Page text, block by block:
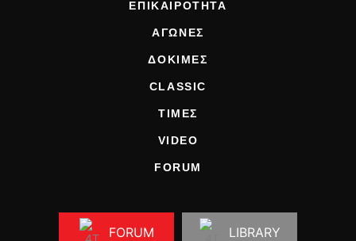
ΕΠΙΚΑΙΡΟΤΗΤΑ
ΑΓΩΝΕΣ
ΔΟΚΙΜΕΣ
CLASSIC
ΤΙΜΕΣ
VIDEO
FORUM
FORUM LIBRARY